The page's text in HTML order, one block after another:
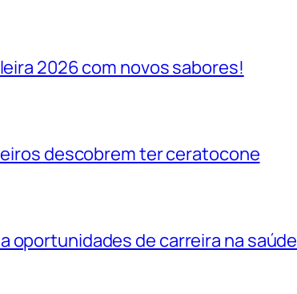
2026 com novos sabores!
descobrem ter ceratocone
oportunidades de carreira na saúde